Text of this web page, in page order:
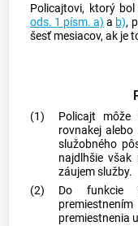
Policajtovi, ktorý
ods. 1 písm. a) a b),
šesť mesiacov, ak je
(1)
Policajt
rovnakej
služobného
najdlhšie
záujem služby.
(2)
Do funkcie
premiestnenia